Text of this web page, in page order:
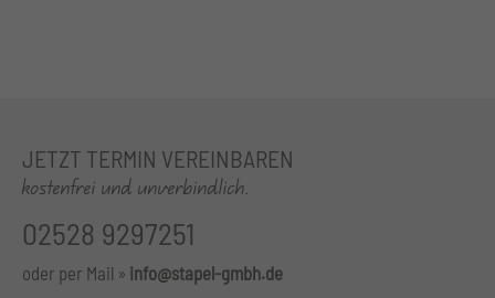
JETZT TERMIN VEREINBAREN
kostenfrei und unverbindlich.
02528 9297251
oder per Mail » info@stapel-gmbh.de